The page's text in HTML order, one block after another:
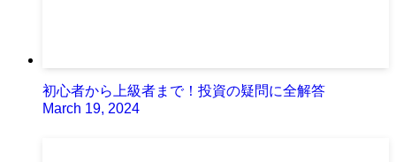
初心者から上級者まで！投資の疑問に全解答
March 19, 2024